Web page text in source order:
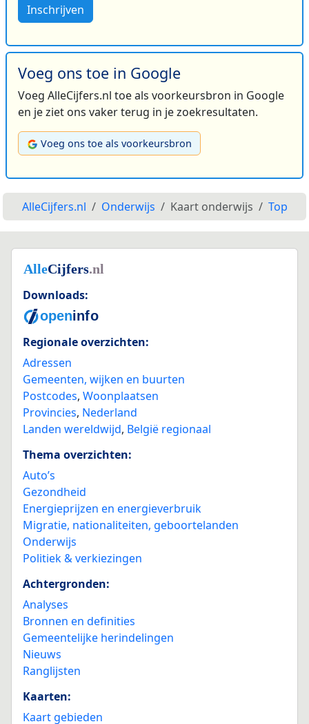
Inschrijven
Voeg ons toe in Google
Voeg AlleCijfers.nl toe als voorkeursbron in Google
en je ziet ons vaker terug in je zoekresultaten.
Voeg ons toe als voorkeursbron
AlleCijfers.nl Onderwijs Kaart onderwijs Top
Downloads:
Regionale overzichten:
Adressen
Gemeenten, wijken en buurten
Postcodes, Woonplaatsen
Provincies, Nederland
Landen wereldwijd, België regionaal
Thema overzichten:
Auto’s
Gezondheid
Energieprijzen en energieverbruik
Migratie, nationaliteiten, geboortelanden
Onderwijs
Politiek & verkiezingen
Achtergronden:
Analyses
Bronnen en definities
Gemeentelijke herindelingen
Nieuws
Ranglijsten
Kaarten:
Kaart gebieden